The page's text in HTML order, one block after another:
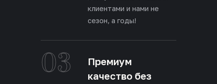
клиентами и нами не
сезон, а годы!
03
Премиум
качество без